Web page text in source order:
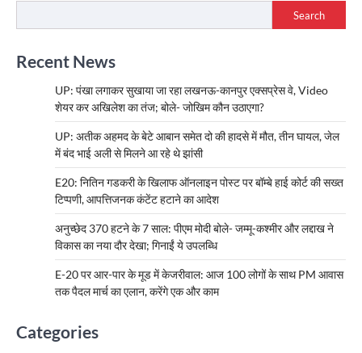
Search
Recent News
UP: पंखा लगाकर सुखाया जा रहा लखनऊ-कानपुर एक्सप्रेस वे, Video
शेयर कर अखिलेश का तंज; बोले- जोखिम कौन उठाएगा?
UP: अतीक अहमद के बेटे आबान समेत दो की हादसे में मौत, तीन घायल, जेल
में बंद भाई अली से मिलने आ रहे थे झांसी
E20: नितिन गडकरी के खिलाफ ऑनलाइन पोस्ट पर बॉम्बे हाई कोर्ट की सख्त
टिप्पणी, आपत्तिजनक कंटेंट हटाने का आदेश
अनुच्छेद 370 हटने के 7 साल: पीएम मोदी बोले- जम्मू-कश्मीर और लद्दाख ने
विकास का नया दौर देखा; गिनाईं ये उपलब्धि
E-20 पर आर-पार के मूड में केजरीवाल: आज 100 लोगों के साथ PM आवास
तक पैदल मार्च का एलान, करेंगे एक और काम
Categories